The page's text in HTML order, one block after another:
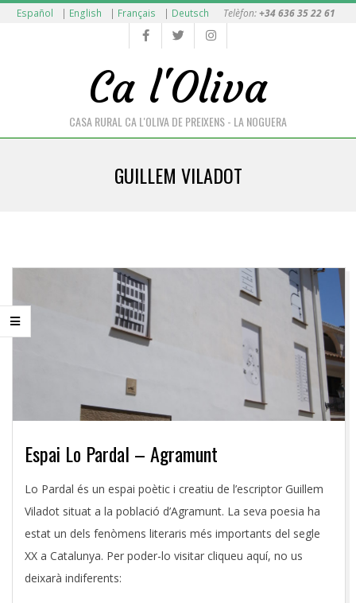
SkipEspañol | English | Français | Deutsch Telèfon:+34 636 35 22 61
Ca l'Oliva
CASA RURAL CA L'OLIVA DE PREIXENS - LA NOGUERA
GUILLEM VILADOT
Espai Lo Pardal – Agramunt
2016-
04-
13
Lo Pardal és un espai poètic i creatiu de l’escriptor Guillem
Viladot situat a la població d’Agramunt. La seva poesia ha
estat un dels fenòmens literaris més importants del segle
XX a Catalunya. Per poder-lo visitar cliqueu aquí, no us
deixarà indiferents: